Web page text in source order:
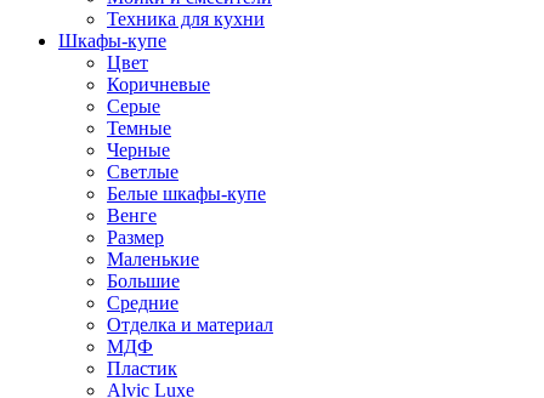
Техника для кухни
Шкафы-купе
Цвет
Коричневые
Серые
Темные
Черные
Светлые
Белые шкафы-купе
Венге
Размер
Маленькие
Большие
Средние
Отделка и материал
МДФ
Пластик
Alvic Luxe